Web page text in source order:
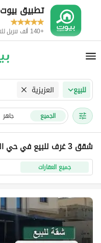
تطبيق بيوت
+140 ألف تنزيل للتطبيق
للبيع العزيزية
الجميع جاهز
شقق 3 غرف للبيع في حي العزيزية, الجبيل
جميع العقارات